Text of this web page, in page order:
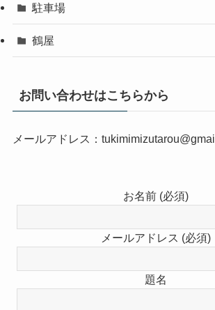
駐車場
鶴屋
お問い合わせはこちらから
メールアドレス：
お名前 (必須)
メールアドレス (必須)
題名